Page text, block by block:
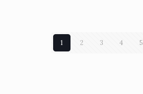
1 2 3 4 5